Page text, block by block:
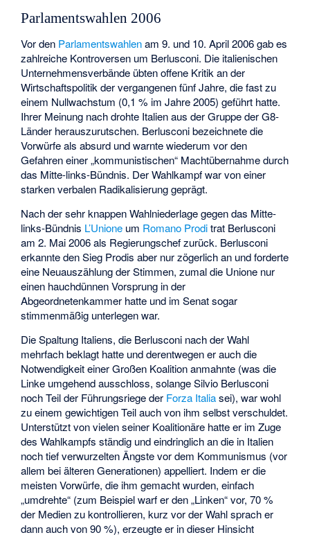
Parlamentswahlen 2006
Vor den Parlamentswahlenam 9. und 10. April 2006 gab es
zahlreiche Kontroversen um Berlusconi. Die italienischen
Unternehmensverbände übten offene Kritik an der
Wirtschaftspolitik der vergangenen fünf Jahre, die fast zu
einem Nullwachstum (0,1 % im Jahre 2005) geführt hatte.
Ihrer Meinung nach drohte Italien aus der Gruppe der G8-
Länder herauszurutschen. Berlusconi bezeichnete die
Vorwürfe als absurd und warnte wiederum vor den
Gefahren einer „kommunistischen“ Machtübernahme durch
das Mitte-links-Bündnis. Der Wahlkampf war von einer
starken verbalen Radikalisierung geprägt.
Nach der sehr knappen Wahlniederlage gegen das Mitte-
links-Bündnis L’Unione um Romano Proditrat Berlusconi
am 2. Mai 2006 als Regierungschef zurück. Berlusconi
erkannte den Sieg Prodis aber nur zögerlich an und forderte
eine Neuauszählung der Stimmen, zumal die Unione nur
einen hauchdünnen Vorsprung in der
Abgeordnetenkammer hatte und im Senat sogar
stimmenmäßig unterlegen war.
Die Spaltung Italiens, die Berlusconi nach der Wahl
mehrfach beklagt hatte und derentwegen er auch die
Notwendigkeit einer Großen Koalition anmahnte (was die
Linke umgehend ausschloss, solange Silvio Berlusconi
noch Teil der Führungsriege der Forza Italiasei), war wohl
zu einem gewichtigen Teil auch von ihm selbst verschuldet.
Unterstützt von vielen seiner Koalitionäre hatte er im Zuge
des Wahlkampfs ständig und eindringlich an die in Italien
noch tief verwurzelten Ängste vor dem Kommunismus (vor
allem bei älteren Generationen) appelliert. Indem er die
meisten Vorwürfe, die ihm gemacht wurden, einfach
„umdrehte“ (zum Beispiel warf er den „Linken“ vor, 70 %
der Medien zu kontrollieren, kurz vor der Wahl sprach er
dann auch von 90 %), erzeugte er in dieser Hinsicht